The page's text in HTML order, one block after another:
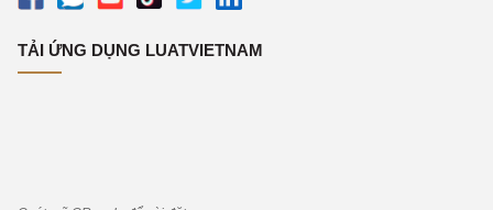
TẢI ỨNG DỤNG LUATVIETNAM